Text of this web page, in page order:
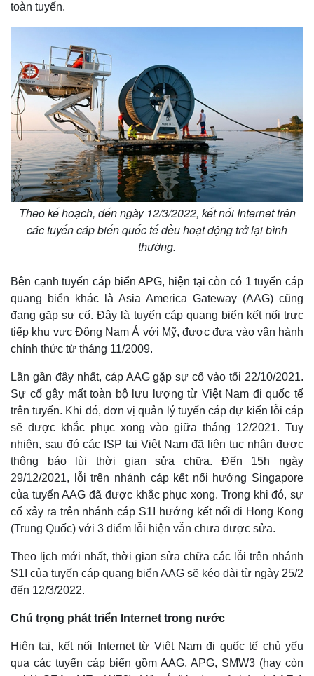
Kinh tế
Khởi nghiệp
Tiêu dùng
Tỷ giá
Chứng khoán
Giá cà phê
toàn tuyến.
Theo kế hoạch, đến ngày 12/3/2022, kết nối Internet trên
các tuyến cáp biển quốc tế đều hoạt động trở lại bình
thường.
Bên cạnh tuyến cáp biển APG, hiện tại còn có 1 tuyến cáp
quang biển khác là Asia America Gateway (AAG) cũng
đang gặp sự cố. Đây là tuyến cáp quang biển kết nối trực
tiếp khu vực Đông Nam Á với Mỹ, được đưa vào vận hành
chính thức từ tháng 11/2009.
Lần gần đây nhất, cáp AAG gặp sự cố vào tối 22/10/2021.
Sự cố gây mất toàn bộ lưu lượng từ Việt Nam đi quốc tế
trên tuyến. Khi đó, đơn vị quản lý tuyến cáp dự kiến lỗi cáp
sẽ được khắc phục xong vào giữa tháng 12/2021. Tuy
nhiên, sau đó các ISP tại Việt Nam đã liên tục nhận được
thông báo lùi thời gian sửa chữa. Đến 15h ngày
29/12/2021, lỗi trên nhánh cáp kết nối hướng Singapore
của tuyến AAG đã được khắc phục xong. Trong khi đó, sự
cố xảy ra trên nhánh cáp S1I hướng kết nối đi Hong Kong
(Trung Quốc) với 3 điểm lỗi hiện vẫn chưa được sửa.
Theo lịch mới nhất, thời gian sửa chữa các lỗi trên nhánh
S1I của tuyến cáp quang biển AAG sẽ kéo dài từ ngày 25/2
đến 12/3/2022.
Chú trọng phát triển Internet trong nước
Hiện tại, kết nối Internet từ Việt Nam đi quốc tế chủ yếu
qua các tuyến cáp biển gồm AAG, APG, SMW3 (hay còn